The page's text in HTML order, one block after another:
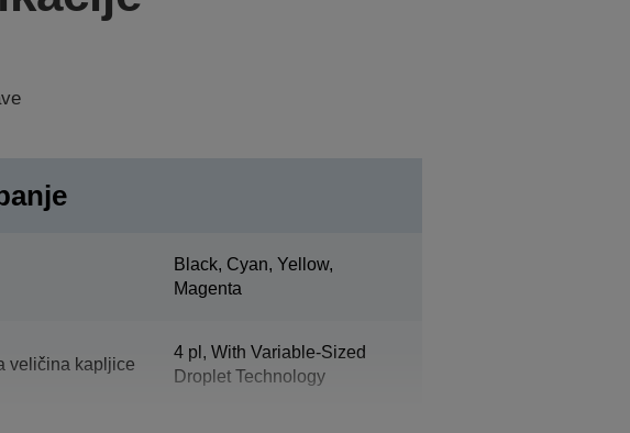
Black, Cyan, Yellow,
Magenta
veličina kapljice
4 pl, With Variable-Sized
Droplet Technology